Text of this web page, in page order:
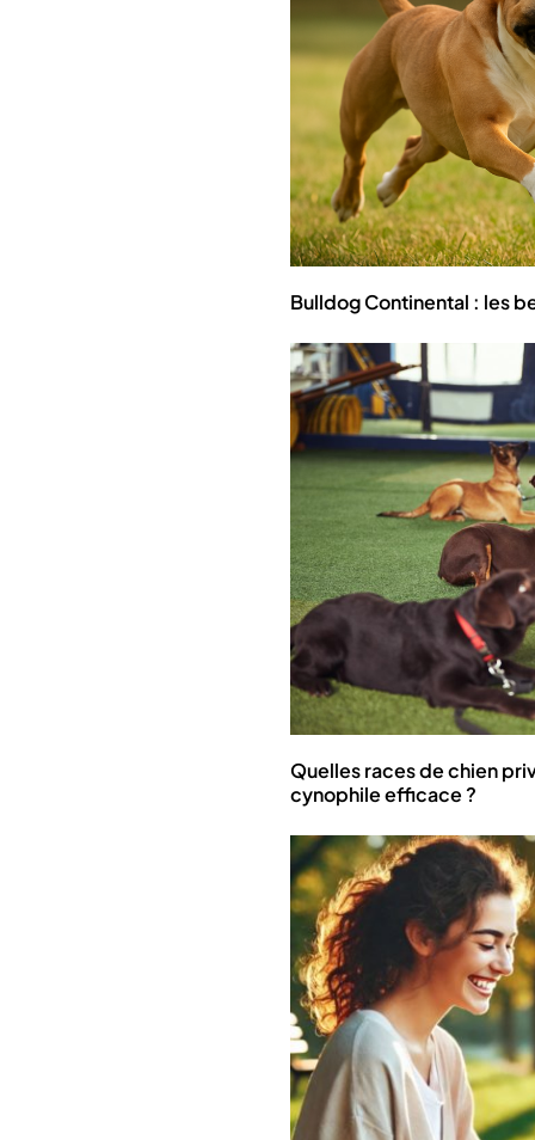
Bulldog Continental : les
Quelles races de chien
cynophile efficace ?